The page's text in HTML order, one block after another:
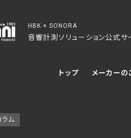
HBK × SONORA
音響計測ソリューション公式サ
トップ メーカーの
ム